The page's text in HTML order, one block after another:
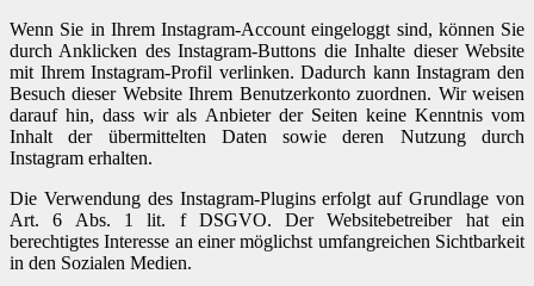
Wenn Sie in Ihrem Instagram-Account eingeloggt sind, können Sie
durch Anklicken des Instagram-Buttons die Inhalte dieser Website
mit Ihrem Instagram-Profil verlinken. Dadurch kann Instagram den
Besuch dieser Website Ihrem Benutzerkonto zuordnen. Wir weisen
darauf hin, dass wir als Anbieter der Seiten keine Kenntnis vom
Inhalt der übermittelten Daten sowie deren Nutzung durch
Instagram erhalten.
Die Verwendung des Instagram-Plugins erfolgt auf Grundlage von
Art. 6 Abs. 1 lit. f DSGVO. Der Websitebetreiber hat ein
berechtigtes Interesse an einer möglichst umfangreichen Sichtbarkeit
in den Sozialen Medien.